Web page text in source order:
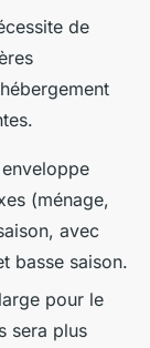
de
(ménage,
avec
basse saison.
pour le
sera plus